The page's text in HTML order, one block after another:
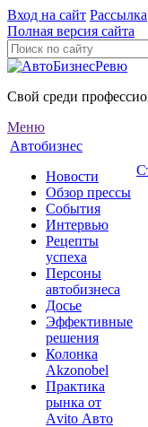
Вход на сайт Рассылка
Полная версия сайта
Свой среди
Меню
Автобизнес
Новости
Обзор прессы
События
Интервью
Рецепты
успеха
Персоны
автобизнеса
Досье
Эффективные
решения
Колонка
Akzonobel
Практика
рынка от
Аvito Авто